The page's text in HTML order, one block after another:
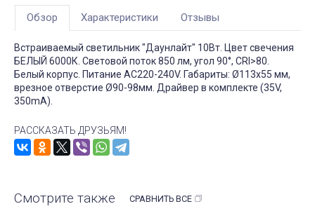
Обзор Характеристики Отзывы
Встраиваемый светильник "Даунлайт" 10Вт. Цвет свечения
БЕЛЫЙ 6000К. Световой поток 850 лм, угол 90°, CRI>80.
Белый корпус. Питание AC220-240V. Габариты: Ø113х55 мм,
врезное отверстие Ø90-98мм. Драйвер в комплекте (35V,
350mA).
РАССКАЗАТЬ ДРУЗЬЯМ!
Смотрите также СРАВНИТЬ ВСЕ